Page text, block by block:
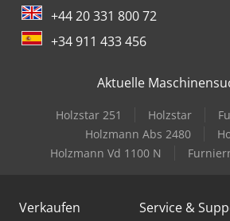
+44 20 331 800 72
+34 911 433 456
Aktuelle
Holzstar 251 Holzstar
Holzmann Abs 2480
Holzmann Vd 1100 N
Verkaufen Service &